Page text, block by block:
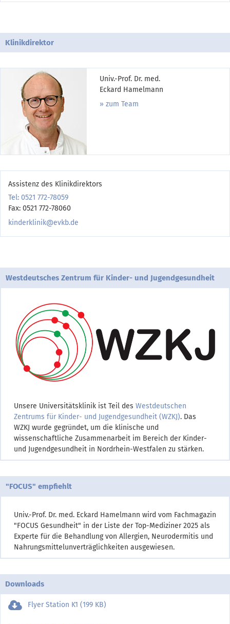
Klinikdirektor
Univ.-Prof. Dr. med.
Eckard Hamelmann
zum Team
Assistenz des Klinikdirektors
Tel: 0521 772-78059
Fax: 0521 772-78060
kinderklinik@evkb.de
Westdeutsches Zentrum für Kinder- und Jugendgesundheit
Unsere Universitätsklinik ist Teil des Westdeutschen
Zentrums für Kinder- und Jugendgesundheit (WZKJ). Das
WZKJ wurde gegründet, um die klinische und
wissenschaftliche Zusammenarbeit im Bereich der Kinder-
und Jugendgesundheit in Nordrhein-Westfalen zu stärken.
"FOCUS" empfiehlt
Univ.-Prof. Dr. med. Eckard Hamelmann wird vom Fachmagazin
"FOCUS Gesundheit" in der Liste der Top-Mediziner 2025 als
Experte für die Behandlung von Allergien, Neurodermitis und
Nahrungsmittelunverträglichkeiten ausgewiesen.
Downloads
Flyer Station K1 (199 KB)